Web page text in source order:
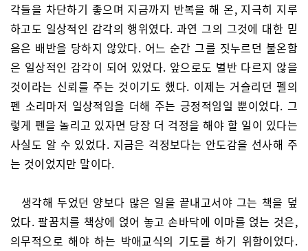
각들을 차단하기 좋으며 지금까지 반복을 해 온, 지극히 지루
하고도 일상적인 감각의 행위였다. 과연 그의 그것에 대한 믿
음은 배반을 당하지 않았다. 어느 순간 그를 짓누르던 불온함
은 일상적인 감각이 되어 있었다. 앞으로도 별반 다르지 않을
것이라는 신뢰를 주는 것이기도 했다. 이제는 거슬리던 펠의
펜 소리마저 일상적임을 더해 주는 긍정적임일 뿐이었다. 그
렇게 펜을 놀리고 있자면 당장 더 걱정을 해야 할 일이 있다는
사실도 알 수 있었다. 지금은 걱정보다는 안도감을 선사해 주
는 것이었지만 말이다.
생각해 두었던 양보다 많은 일을 끝내고서야 그는 책을 덮
었다. 팔꿈치를 책상에 얹어 놓고 손바닥에 이마를 얹는 것은,
의무적으로 해야 하는 박애교식의 기도를 하기 위함이었다.